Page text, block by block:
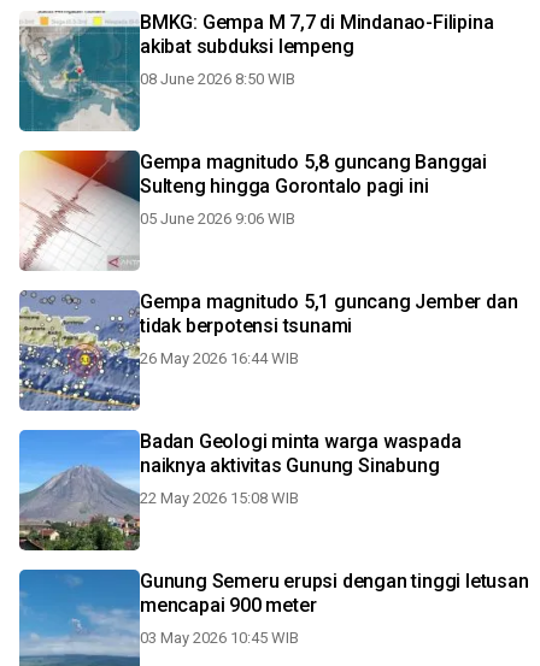
BMKG: Gempa M 7,7 di Mindanao-Filipina
akibat subduksi lempeng
08 June 2026 8:50 WIB
Gempa magnitudo 5,8 guncang Banggai
Sulteng hingga Gorontalo pagi ini
05 June 2026 9:06 WIB
Gempa magnitudo 5,1 guncang Jember dan
tidak berpotensi tsunami
26 May 2026 16:44 WIB
Badan Geologi minta warga waspada
naiknya aktivitas Gunung Sinabung
22 May 2026 15:08 WIB
Gunung Semeru erupsi dengan tinggi letusan
mencapai 900 meter
03 May 2026 10:45 WIB